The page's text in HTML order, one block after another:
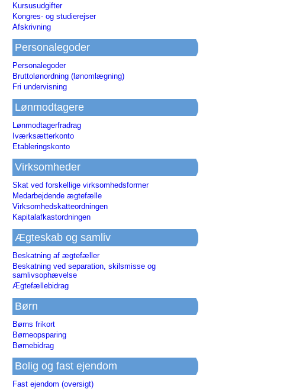
Kursusudgifter
Kongres- og studierejser
Afskrivning
Personalegoder
Personalegoder
Bruttolønordning (lønomlægning)
Fri undervisning
Lønmodtagere
Lønmodtagerfradrag
Iværksætterkonto
Etableringskonto
Virksomheder
Skat ved forskellige virksomhedsformer
Medarbejdende ægtefælle
Virksomhedskatteordningen
Kapitalafkastordningen
Ægteskab og samliv
Beskatning af ægtefæller
Beskatning ved separation, skilsmisse og
samlivsophævelse
Ægtefællebidrag
Børn
Børns frikort
Børneopsparing
Børnebidrag
Bolig og fast ejendom
Fast ejendom (oversigt)